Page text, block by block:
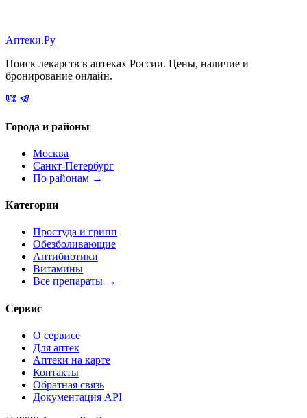
Аптеки.Ру
Поиск лекарств в аптеках России. Цены, наличие и
бронирование онлайн.
Города и районы
Москва
Санкт-Петербург
По районам →
Категории
Простуда и грипп
Обезболивающие
Антибиотики
Витамины
Все препараты →
Сервис
О сервисе
Для аптек
Аптеки на карте
Контакты
Обратная связь
Документация API